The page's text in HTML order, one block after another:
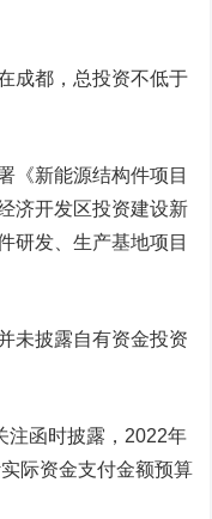
都，总投资不低于
新能源结构件项目
济开发区投资建设新
研发、生产基地项目
披露自有资金投资
函时披露， 2022年
际资金支付金额预算